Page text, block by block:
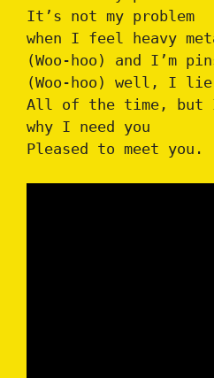
It’s not my problem
when I feel heavy
(Woo-hoo) and I’m
(Woo-hoo) well, I lie
All of the time, but
why I need you
Pleased to meet you.